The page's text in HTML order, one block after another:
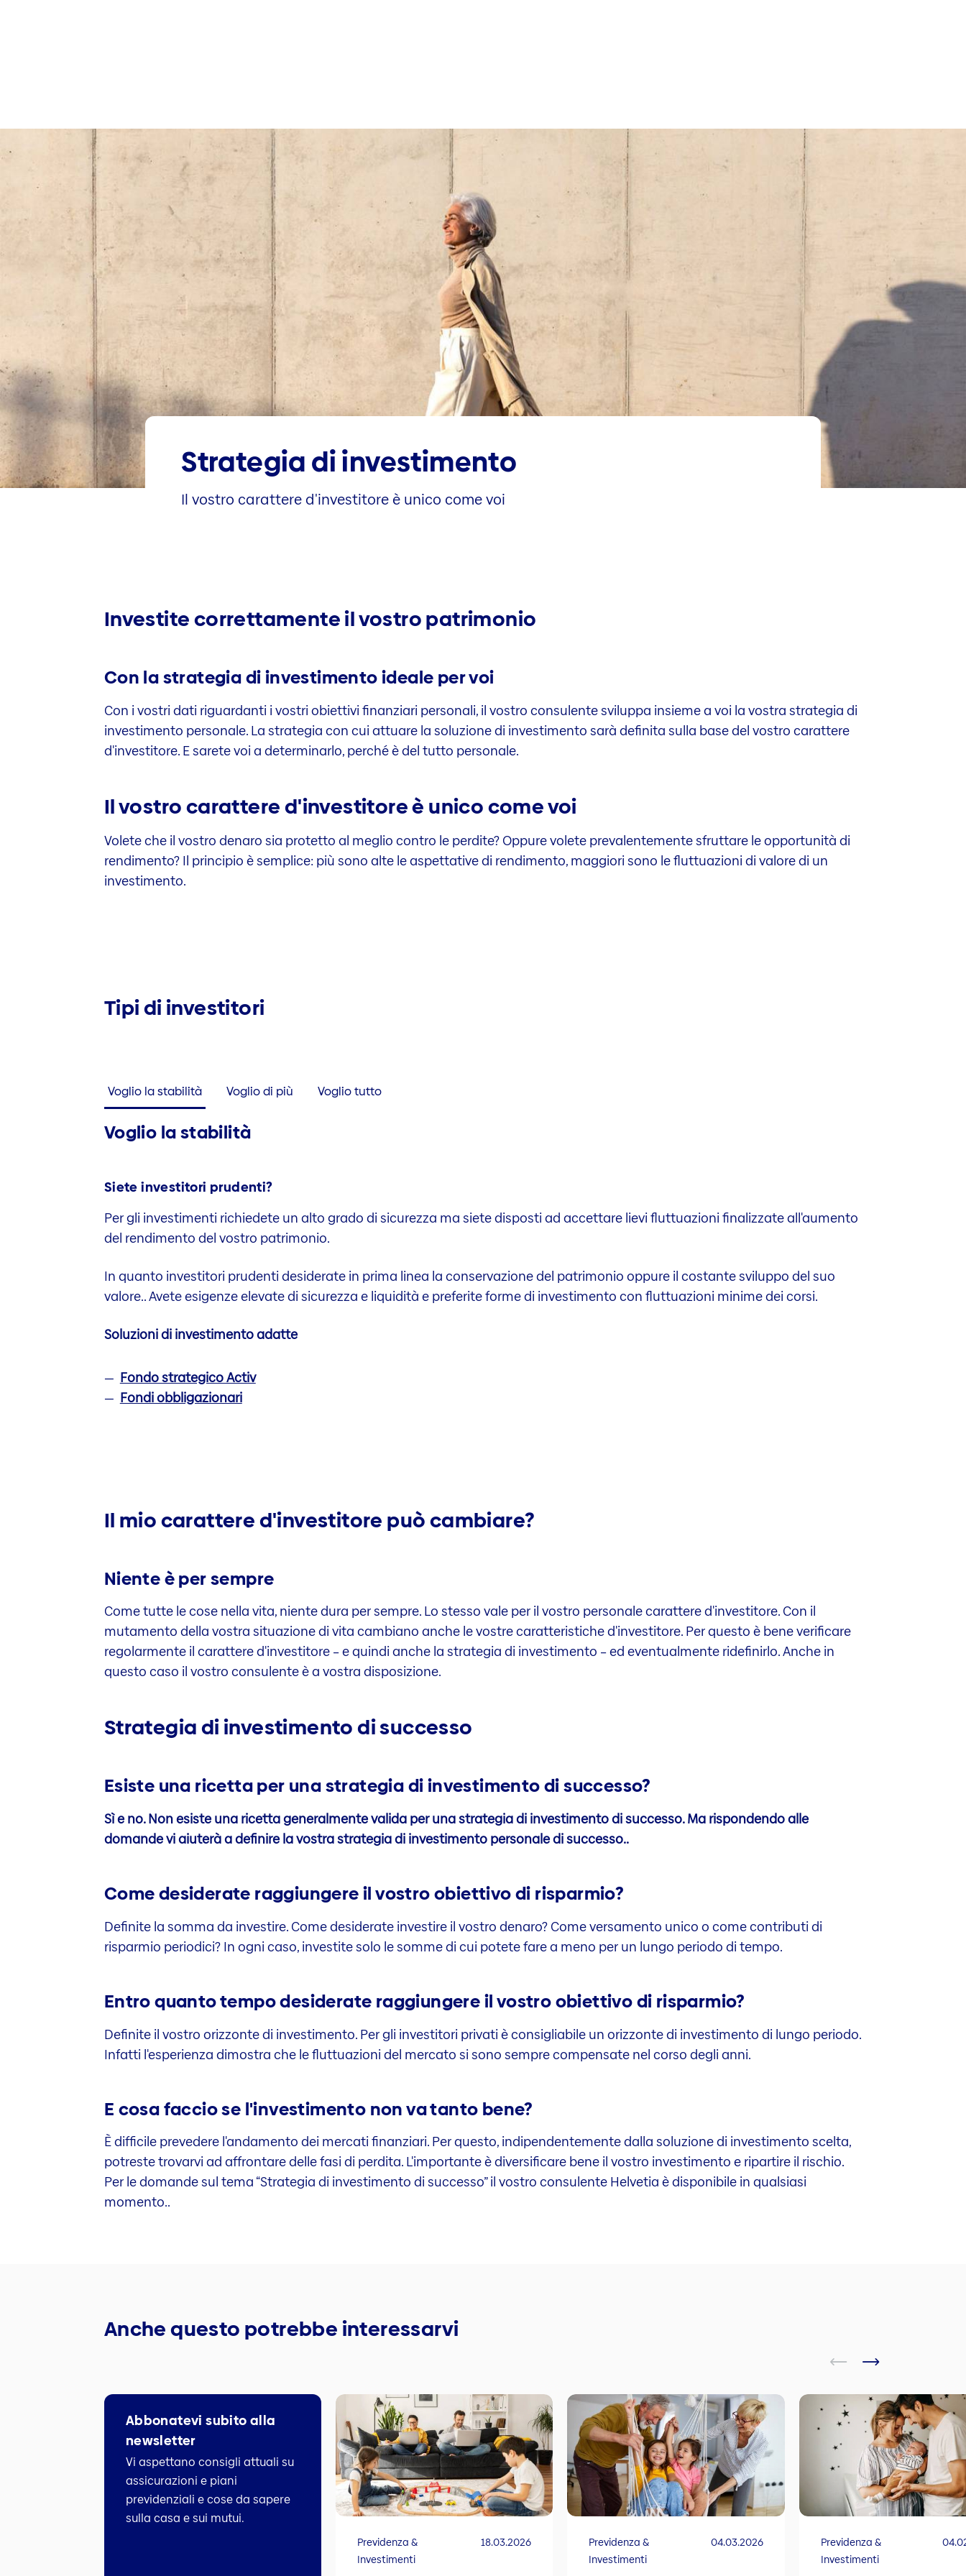
Strategia di investimento
Il vostro carattere d'investitore è unico come voi
Investite correttamente il vostro patrimonio
Con la strategia di investimento ideale per voi
Con i vostri dati riguardanti i vostri obiettivi finanziari personali, il vostro consulente sviluppa insieme a voi la vostra strategia di
investimento personale. La strategia con cui attuare la soluzione di investimento sarà definita sulla base del vostro carattere
d'investitore. E sarete voi a determinarlo, perché è del tutto personale.
Il vostro carattere d'investitore è unico come voi
Volete che il vostro denaro sia protetto al meglio contro le perdite? Oppure volete prevalentemente sfruttare le opportunità di
rendimento? Il principio è semplice: più sono alte le aspettative di rendimento, maggiori sono le fluttuazioni di valore di un
investimento.
Tipi di investitori
Voglio la stabilità Voglio di più Voglio tutto
Voglio la stabilità
Siete investitori prudenti?
Per gli investimenti richiedete un alto grado di sicurezza ma siete disposti ad accettare lievi fluttuazioni finalizzate all'aumento
del rendimento del vostro patrimonio.
In quanto investitori prudenti­­ desiderate in prima linea­ la conservazione del patrimonio oppure il costante sviluppo del suo
valore.­­­­­. Avete esigenze elevate di­ sicurezza­ e ­­­­­­liquidità e preferite forme­ ­­­di investimento con­ fluttuazioni­ minime­ dei ­corsi­­.
Soluzioni di investimento adatte
Fondo strategico Activ
Fondi obbligazionari
Il mio carattere d'investitore può cambiare?
Niente è per sempre
Come tutte le cose nella vita, niente dura per sempre. Lo stesso vale per il vostro personale carattere d'investitore. Con il
mutamento della vostra situazione di vita cambiano anche le vostre caratteristiche d'investitore. Per questo è bene verificare
regolarmente il carattere d'investitore – e quindi anche la strategia di investimento – ed eventualmente ridefinirlo. Anche in
questo caso il vostro consulente è a vostra disposizione.
Strategia di investimento di successo
Esiste una ricetta per una strategia di investimento di successo?
Sì e no. Non esiste una ricetta generalmente valida per una strategia di investimento di successo. Ma rispondendo alle
domande vi aiuterà a definire la vostra strategia di investimento personale di successo..
Come desiderate raggiungere il vostro obiettivo di risparmio?
Definite la somma da investire. Come desiderate investire il vostro denaro? Come versamento unico o come contributi di
risparmio periodici? In ogni caso, investite solo le somme di cui potete fare a meno per un lungo periodo di tempo.
Entro quanto tempo desiderate raggiungere il vostro obiettivo di risparmio?
Definite il vostro orizzonte di investimento. Per gli investitori privati è consigliabile un orizzonte di investimento di lungo periodo.
Infatti l'esperienza dimostra che le fluttuazioni del mercato si sono sempre compensate nel corso degli anni.
E cosa faccio se l'investimento non va tanto bene?
È difficile prevedere l'andamento dei mercati finanziari. Per questo, indipendentemente dalla soluzione di investimento scelta,
potreste trovarvi ad affrontare delle fasi di perdita. L'importante è diversificare bene il vostro investimento e ripartire il rischio.
Per le domande sul tema “Strategia di investimento di successo” il vostro consulente Helvetia è disponibile in qualsiasi
momento..
Anche questo potrebbe interessarvi
Abbonatevi subito alla
newsletter
Vi aspettano consigli attuali su
assicurazioni e piani
previdenziali e cose da sapere
sulla casa e sui mutui.
Previdenza &
Investimenti
18.03.2026
Previdenza &
Investimenti
04.03.2026
Previdenza &
Investimenti